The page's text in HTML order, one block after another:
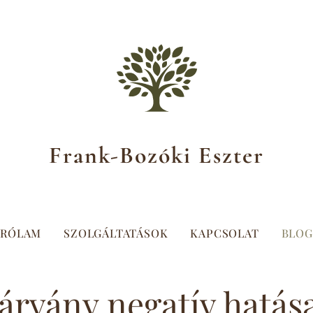
Frank-Bozóki Eszter
RÓLAM SZOLGÁLTATÁSOK KAPCSOLAT BLOG
negatív